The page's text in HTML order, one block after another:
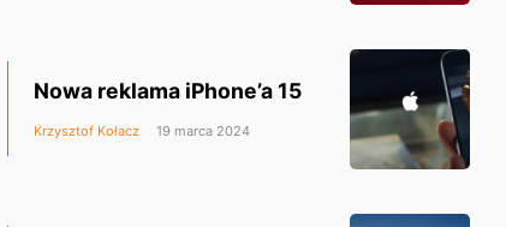
Nowa reklama iPhone’a 15
Krzysztof Kołacz 19 marca 2024